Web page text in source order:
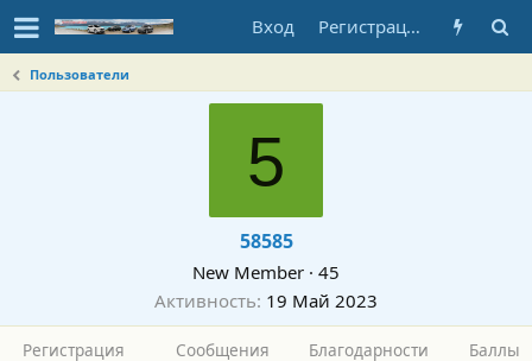
Вход Регистрация
Пользователи
5
58585
New Member · 45
Активность 19 Май 2023
Регистрация Сообщения Благодарности Баллы